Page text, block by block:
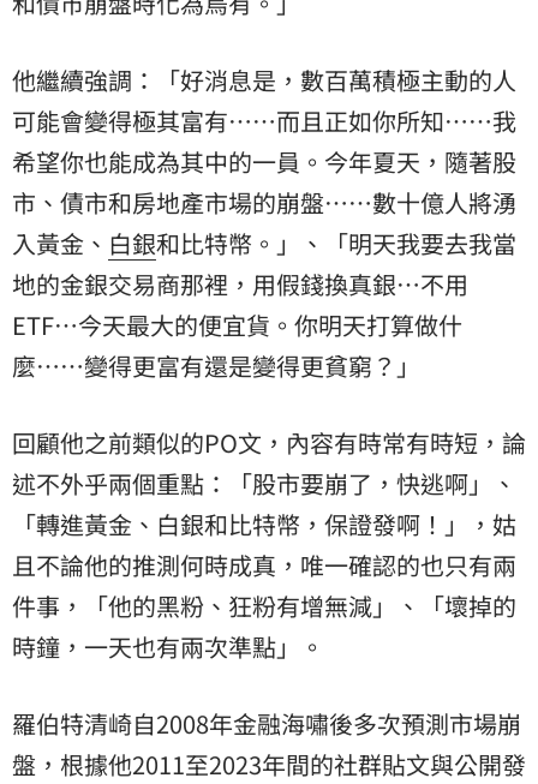
他繼續強調：「好消息是，數百萬積極主動的人
可能會變得極其富有……而且正如你所知……我
希望你也能成為其中的一員。今年夏天，隨著股
市、債市和房地產市場的崩盤……數十億人將湧
入黃金、 白銀和比特幣。」、「明天我要去我當
地的金銀交易商那裡，用假錢換真銀…不用
ETF…今天最大的便宜貨。你明天打算做什
麼……變得更富有還是變得更貧窮？」
回顧他之前類似的PO文，內容有時常有時短，論
述不外乎兩個重點：「股市要崩了，快逃啊」、
「轉進黃金、白銀和比特幣，保證發啊！」，姑
且不論他的推測何時成真，唯一確認的也只有兩
件事，「他的黑粉、狂粉有增無減」、「壞掉的
時鐘，一天也有兩次準點」。
羅伯特清崎自2008年金融海嘯後多次預測市場崩
盤，根據他2011至2023年間的社群貼文與公開發